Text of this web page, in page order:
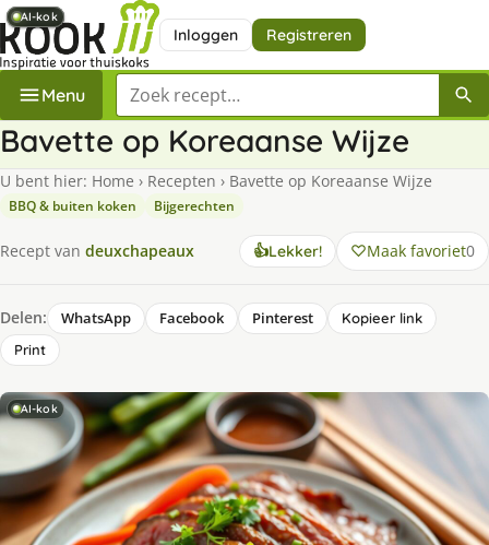
Inloggen Registreren
Menu Zoek een recept
Bavette op Koreaanse Wijze
U bent hier: Home › Recepten › Bavette op Koreaanse Wijze
BBQ & buiten koken Bijgerechten
Recept van deuxchapeaux 👍Lekker! Maak favoriet0
Delen: WhatsApp Facebook Pinterest
Kopieer link
Print
AI-kok
AI-kok
AI-kok
AI-kok
AI-kok